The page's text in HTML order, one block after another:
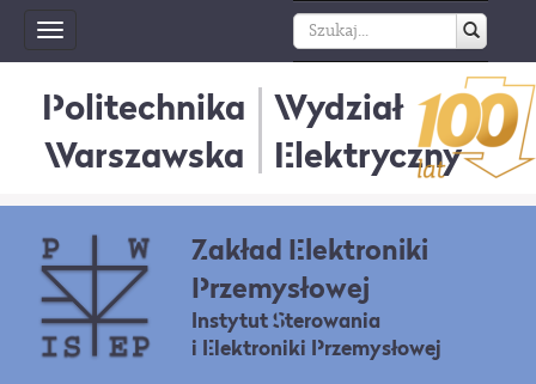
Toggle
navigation
Politechnika
Warszawska
Wydział
Elektryczny
Zakład Elektroniki
Przemysłowej
Instytut Sterowania
i Elektroniki Przemysłowej